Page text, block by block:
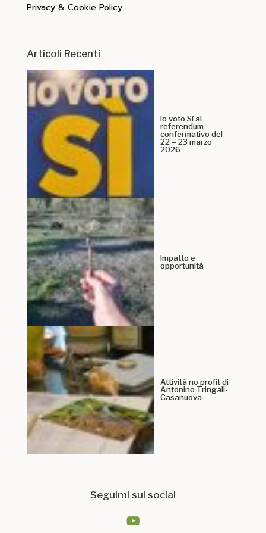
Privacy & Cookie Policy
Articoli Recenti
Io voto Sì al
referendum
confermativo del
22 – 23 marzo
2026
Impatto e
opportunità
Attività no profit di
Antonino Tringali-
Casanuova
Seguimi sui social